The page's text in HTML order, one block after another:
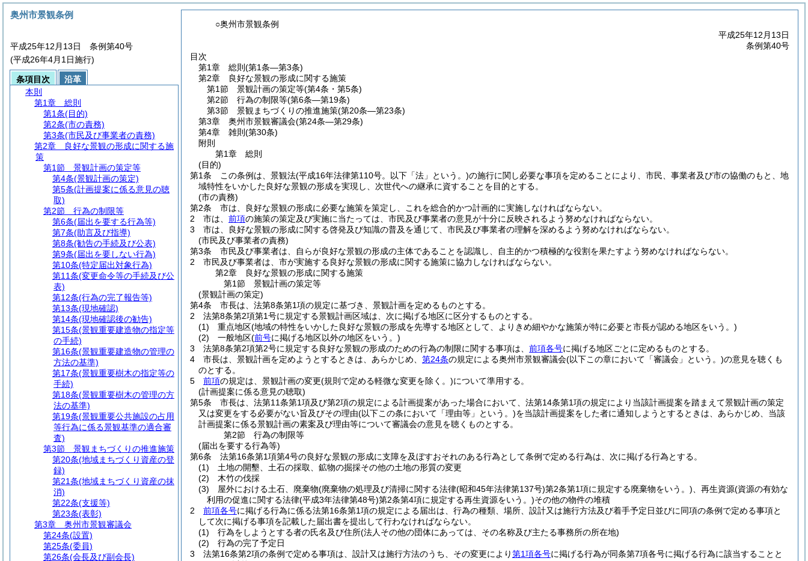
○奥州市景観条例
平成25年12月13日
条例第40号
目次
第1章
総則 (第1条―第3条)
第2章
良好な景観の形成に関する施策
第1節
景観計画の策定等(第4条・第5条)
第2節
行為の制限等(第6条―第19条)
第3節
景観まちづくりの推進施策(第20条―第23条)
第3章
奥州市景観審議会(第24条―第29条)
第4章
雑則 (第30条)
附則
第1章
総則
(目的)
第1条
この条例は、景観法(平成16年法律第110号。以下「法」という。)の施行に関し必要な事項を定めることにより、市民、事業者及び市の協働のもと、地
域特性をいかした良好な景観の形成を実現し、次世代への継承に資することを目的とする。
(市の責務)
第2条
市は、良好な景観の形成に必要な施策を策定し、これを総合的かつ計画的に実施しなければならない。
2
市は、 前項の施策の策定及び実施に当たっては、市民及び事業者の意見が十分に反映されるよう努めなければならない。
3
市は、良好な景観の形成に関する啓発及び知識の普及を通じて、市民及び事業者の理解を深めるよう努めなければならない。
(市民及び事業者の責務)
第3条
市民及び事業者は、自らが良好な景観の形成の主体であることを認識し、自主的かつ積極的な役割を果たすよう努めなければならない。
2
市民及び事業者は、市が実施する良好な景観の形成に関する施策に協力しなければならない。
第2章
良好な景観の形成に関する施策
第1節
景観計画の策定等
(景観計画の策定)
第4条
市長は、法第8条第1項の規定に基づき、景観計画を定めるものとする。
2
法第8条第2項第1号に規定する景観計画区域は、次に掲げる地区に区分するものとする。
(1)
重点地区(地域の特性をいかした良好な景観の形成を先導する地区として、よりきめ細やかな施策が特に必要と市長が認める地区をいう。)
(2)
一般地区(前号に掲げる地区以外の地区をいう。)
3
法第8条第2項第2号に規定する良好な景観の形成のための行為の制限に関する事項は、 前項各号に掲げる地区ごとに定めるものとする。
4
市長は、景観計画を定めようとするときは、あらかじめ、 第24条の規定による奥州市景観審議会(以下この章において「審議会」という。)の意見を聴くも
のとする。
5
前項の規定は、景観計画の変更(規則で定める軽微な変更を除く。)について準用する。
(計画提案に係る意見の聴取)
第5条
市長は、法第11条第1項及び第2項の規定による計画提案があった場合において、法第14条第1項の規定により当該計画提案を踏まえて景観計画の策定
又は変更をする必要がない旨及びその理由(以下この条において「理由等」という。)を当該計画提案をした者に通知しようとするときは、あらかじめ、当該
計画提案に係る景観計画の素案及び理由等について審議会の意見を聴くものとする。
第2節
行為の制限等
(届出を要する行為等)
第6条
法第16条第1項第4号の良好な景観の形成に支障を及ぼすおそれのある行為として条例で定める行為は、次に掲げる行為とする。
(1)
土地の開墾、土石の採取、鉱物の掘採その他の土地の形質の変更
(2)
木竹の伐採
(3)
屋外における土石、廃棄物(廃棄物の処理及び清掃に関する法律(昭和45年法律第137号)第2条第1項に規定する廃棄物をいう。) 、再生資源(資源の有効な
利用の促進に関する法律(平成3年法律第48号)第2条第4項に規定する再生資源をいう。)その他の物件の堆積
2
前項各号に掲げる行為に係る法第16条第1項の規定による届出は、行為の種類、場所、設計又は施行方法及び着手予定日並びに同項の条例で定める事項と
して次に掲げる事項を記載した届出書を提出して行わなければならない。
(1)
行為をしようとする者の氏名及び住所(法人その他の団体にあっては、その名称及び主たる事務所の所在地)
(2)
行為の完了予定日
3
法第16条第2項の条例で定める事項は、設計又は施行方法のうち、その変更により第1項各号に掲げる行為が同条第7項各号に掲げる行為に該当することと
奥州市景観条例
平成25年12月13日 条例第40号
(平成26年4月1日施行)
条項目次
沿革
本則
第1章
総則
第1条(目的)
第2条(市の責務)
第3条(市民及び事業者の責務)
第2章
良好な景観の形成に関する施
策
第1節
景観計画の策定等
第4条(景観計画の策定)
第5条(計画提案に係る意見の聴
取)
第2節
行為の制限等
第6条(届出を要する行為等)
第7条(助言及び指導)
第8条(勧告の手続及び公表)
第9条(届出を要しない行為)
第10条(特定届出対象行為)
第11条(変更命令等の手続及び公
表)
第12条(行為の完了報告等)
第13条(現地確認)
第14条(現地確認後の勧告)
第15条(景観重要建造物の指定等
の手続)
第16条(景観重要建造物の管理の
方法の基準)
第17条(景観重要樹木の指定等の
手続)
第18条(景観重要樹木の管理の方
法の基準)
第19条(景観重要公共施設の占用
等行為に係る景観基準の適合審
査)
第3節
景観まちづくりの推進施策
第20条(地域まちづくり資産の登
録)
第21条(地域まちづくり資産の抹
消)
第22条(支援等)
第23条(表彰)
第3章
奥州市景観審議会
第24条(設置)
第25条(委員)
第26条(会長及び副会長)